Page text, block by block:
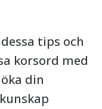
tips och
korsord med
din